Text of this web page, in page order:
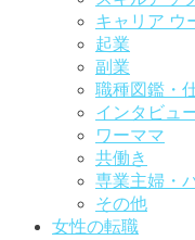
キャリア ウ
起業
副業
職種図鑑・
インタビュ
ワーママ
共働き
専業主婦・
その他
女性の転職